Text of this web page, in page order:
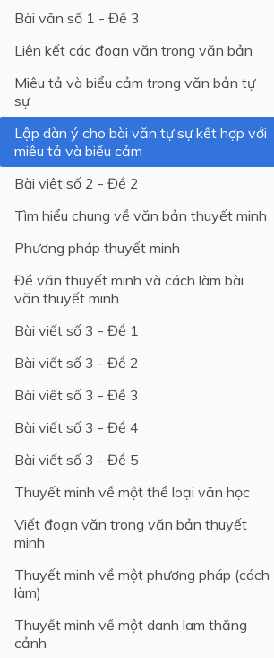
Lớp 5
Lớp 4
Lớp 3
Lớp 2
Lớp 1
Bài văn số 1 - Đề 3
Liên kết các đoạn văn trong văn bản
Miêu tả và biểu cảm trong văn bản tự
sự
Lập dàn ý cho bài văn tự sự kết hợp với
miêu tả và biểu cảm
Bài viêt số 2 - Đề 2
Tìm hiểu chung về văn bản thuyết minh
Phương pháp thuyết minh
Đề văn thuyết minh và cách làm bài
văn thuyết minh
Bài viết số 3 - Đề 1
Bài viết số 3 - Đề 2
Bài viết số 3 - Đề 3
Bài viết số 3 - Đề 4
Bài viết số 3 - Đề 5
Thuyết minh về một thể loại văn học
Viết đoạn văn trong văn bản thuyết
minh
Thuyết minh về một phương pháp (cách
làm)
Thuyết minh về một danh lam thắng
cảnh